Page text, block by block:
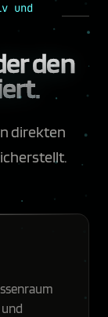
und
den
direkten